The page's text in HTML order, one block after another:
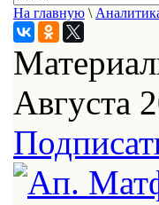
На главную \
Августа